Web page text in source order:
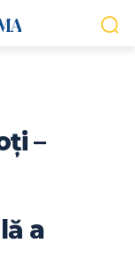
–
a